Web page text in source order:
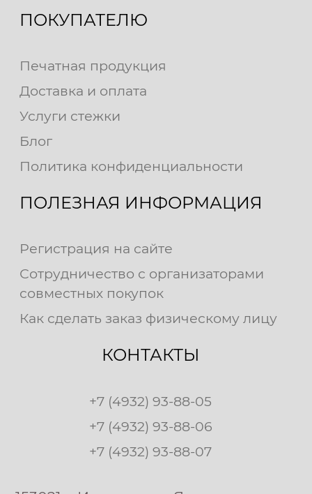
ПОКУПАТЕЛЮ
Печатная продукция
Доставка и оплата
Услуги стежки
Блог
Политика конфиденциальности
ПОЛЕЗНАЯ ИНФОРМАЦИЯ
Регистрация на сайте
Сотрудничество с организаторами
совместных покупок
Как сделать заказ физическому лицу
КОНТАКТЫ
+7 (4932) 93-88-05
+7 (4932) 93-88-06
+7 (4932) 93-88-07